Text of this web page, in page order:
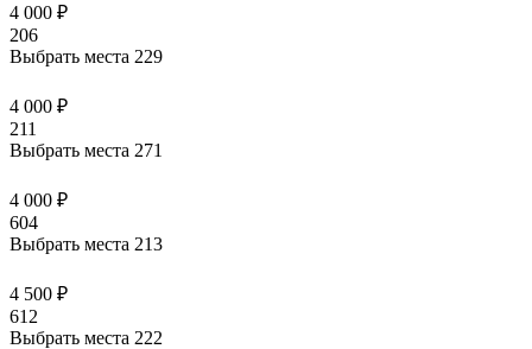
4 000 ₽
206
Выбрать места 229
4 000 ₽
211
Выбрать места 271
4 000 ₽
604
Выбрать места 213
4 500 ₽
612
Выбрать места 222